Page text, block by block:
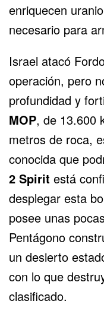
enriquecen
necesario para
Israel atacó
operación, pero
profundidad y
MOP, de 13.600
metros de roca,
conocida que
2 Spirit está
desplegar esta
posee unas
Pentágono
un desierto
con lo que
clasificado.